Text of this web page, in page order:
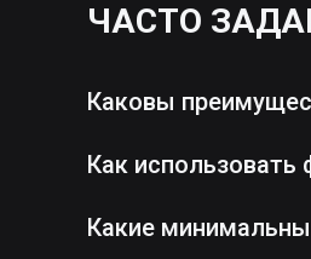
ЧАСТО
Каковы
Как использовать
Какие